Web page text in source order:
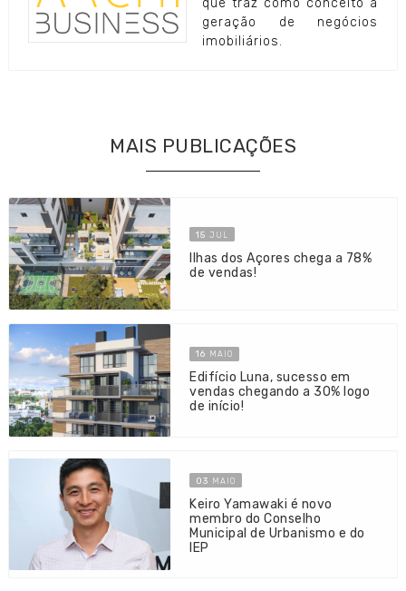
que traz como conceito a
geração de negócios
imobiliários.
MAIS PUBLICAÇÕES
15 JUL
Ilhas dos Açores chega a 78%
de vendas!
16 MAIO
Edifício Luna, sucesso em
vendas chegando a 30% logo
de início!
03 MAIO
Keiro Yamawaki é novo
membro do Conselho
Municipal de Urbanismo e do
IEP